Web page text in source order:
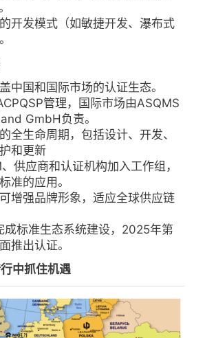
开发模式（如敏捷开发、瀑布式
中国和国际市场的认证生态。
管理，国际市场由ASQMS
GmbH负责。
全生命周期，包括设计、开发、
和更新
供应商和认证机构加入工作组，
准的应用。
增强品牌形象，适应全球供应链
成标准生态系统建设，2025年第
推出认证。
中抓住机遇